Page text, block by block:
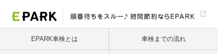
EPARK車検とは 車検までの流れ